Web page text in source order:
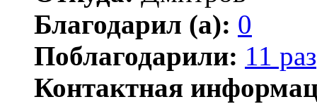
Благодарил (а): 0
Поблагодарили: 11 раз
Контактная